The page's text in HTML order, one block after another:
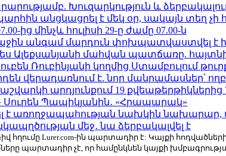
Խուզարկություն և
անցկացրել է մեկ օր, սակայն տեղ չի
ից մինչև հուլիսի 29-ը ժամը 07.00-ն
անգամ մարդուն փոխպատվաստվել է
Ալեքսանյանի մահվան պատճառը.
Ռուբինյանի կողմից Ստամբուլում
վերադառնում է. նոր մանրամասներ՝
արդյունքում 19 քվեաթերթիկներից
Պապիկյանին․ «Հրապարակ»
է առողջապահության նախկին նախարար,
մեջ․ նա ձերբակալվել է
հղումը Lurer.com-ին պարտադիր է: Կայքի
պարտադիր չէ, որ համընկնեն կայքի